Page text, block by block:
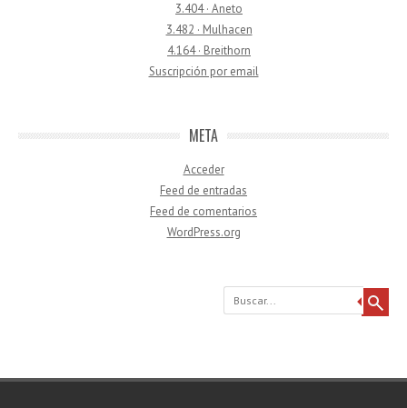
3.404 · Aneto
3.482 · Mulhacen
4.164 · Breithorn
Suscripción por email
META
Acceder
Feed de entradas
Feed de comentarios
WordPress.org
Buscar